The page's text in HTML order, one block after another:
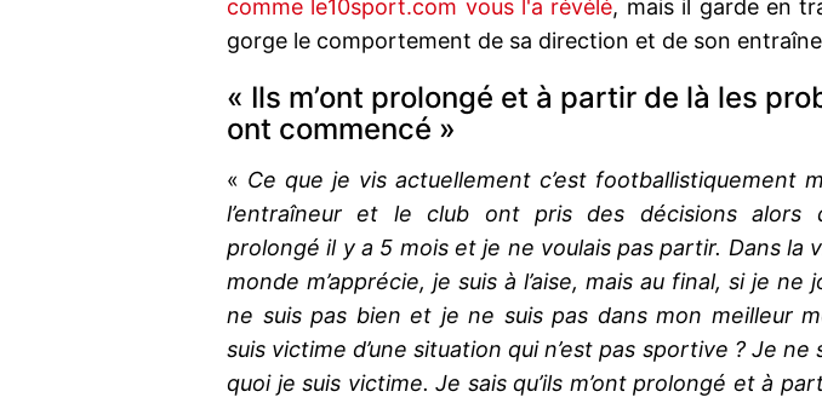
comme le10sport.com vous l'a révélé, mais il garde en
gorge le comportement de sa direction et de son
« Ils m’ont prolongé et à partir de là les
ont commencé »
« Ce que je vis actuellement c’est footballistiquement
l’entraîneur et le club ont pris des décisions alors
prolongé il y a 5 mois et je ne voulais pas partir. Dans la
monde m’apprécie, je suis à l’aise, mais au final, si je ne
ne suis pas bien et je ne suis pas dans mon meilleur
suis victime d’une situation qui n’est pas sportive ? Je ne
quoi je suis victime. Je sais qu’ils m’ont prolongé et à